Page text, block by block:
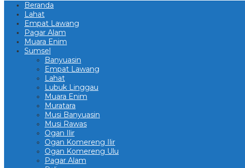
Beranda
Lahat
Empat Lawang
Pagar Alam
Muara Enim
Sumsel
Banyuasin
Empat Lawang
Lahat
Lubuk Linggau
Muara Enim
Muratara
Musi Banyuasin
Musi Rawas
Ogan Ilir
Ogan Komereng Ilir
Ogan Komereng Ulu
Pagar Alam